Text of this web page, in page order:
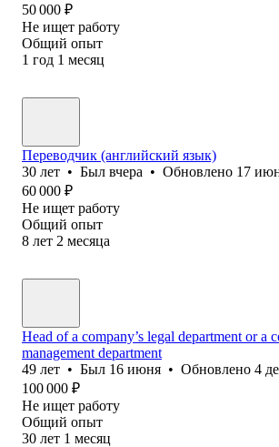
50 000 ₽
Не ищет работу
Общий опыт
1 год 1 месяц
Переводчик (английский язык)
30 лет • Был вчера • Обновлено 17
60 000 ₽
Не ищет работу
Общий опыт
8 лет 2 месяца
Head of a company’s legal department or a
management department
49 лет • Был 16 июня • Обновлено 4
100 000 ₽
Не ищет работу
Общий опыт
30 лет 1 месяц